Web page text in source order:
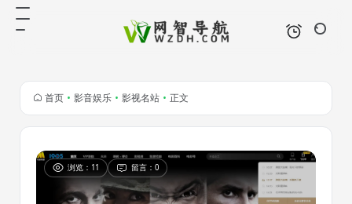
首页 • 影音娱乐 • 影视名站 • 正文
浏览：11 留言：0